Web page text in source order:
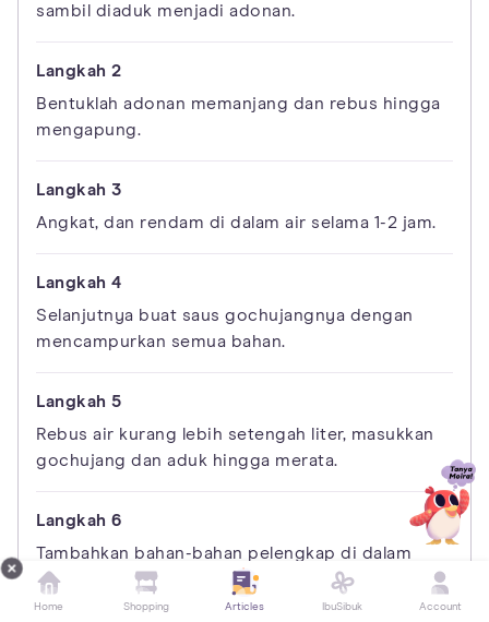
sambil diaduk menjadi adonan.
Bentuklah adonan memanjang dan rebus hingga
mengapung.
Angkat, dan rendam di dalam air selama 1-2 jam.
Selanjutnya buat saus gochujangnya dengan
mencampurkan semua bahan.
Rebus air kurang lebih setengah liter, masukkan
gochujang dan aduk hingga merata.
Tambahkan bahan-bahan pelengkap di dalam
kuah dan bumbu hingga sesuai selera.
Home Shopping Articles IbuSibuk Account